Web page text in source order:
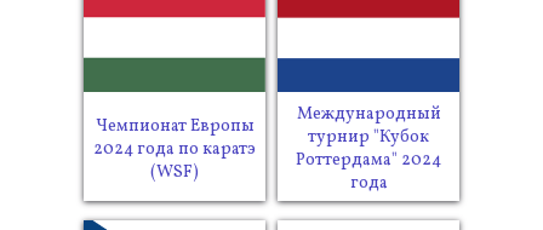
Чемпионат Европы
2024 года по каратэ
(WSF)
Международный
турнир "Кубок
Роттердама" 2024
года